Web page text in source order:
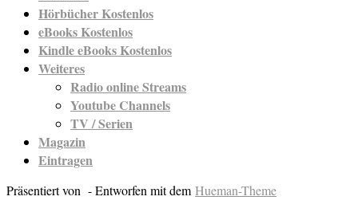
Hörbücher Kostenlos
eBooks Kostenlos
Kindle eBooks Kostenlos
Weiteres
Radio online Streams
Youtube Channels
TV / Serien
Magazin
Eintragen
Präsentiert von - Entworfen mit dem Hueman-Theme